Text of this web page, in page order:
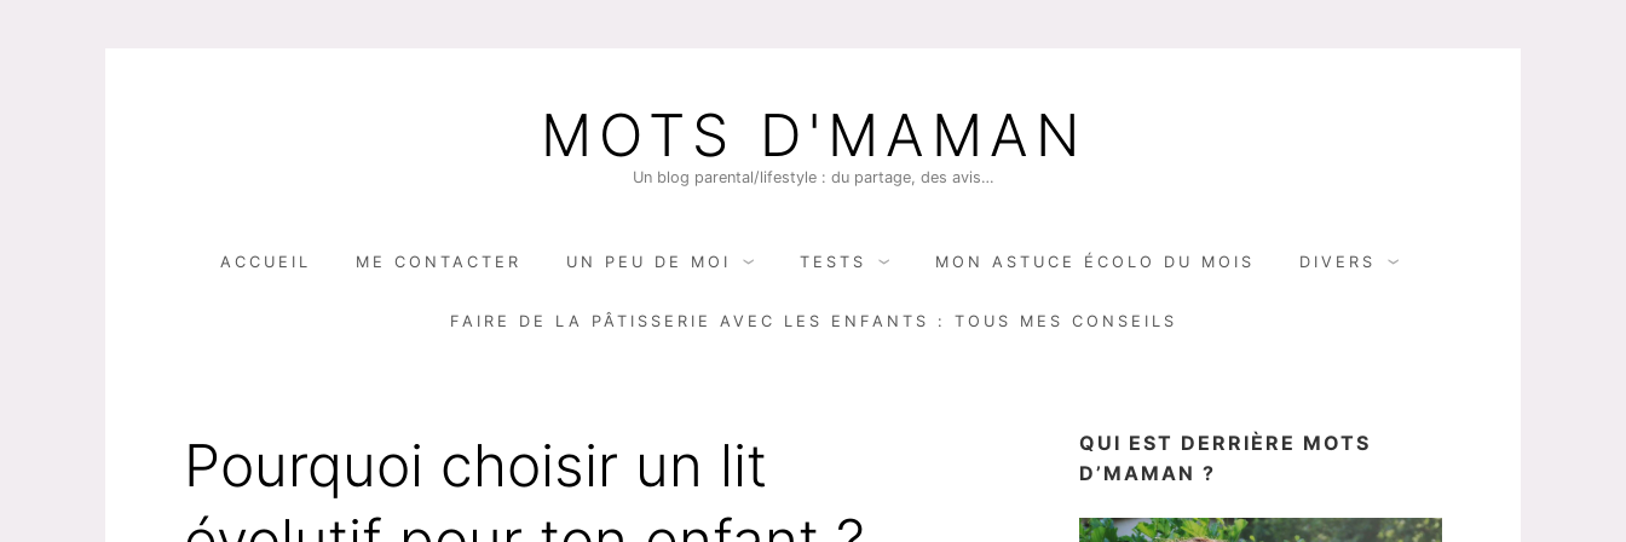
MOTS D'MAMAN
Un blog parental/lifestyle : du partage, des avis…
ACCUEIL ME CONTACTER UN PEU DE MOI TESTS MON ASTUCE ÉCOLO DU MOIS DIVERS
FAIRE DE LA PÂTISSERIE AVEC LES ENFANTS : TOUS MES CONSEILS
Pourquoi choisir un lit
QUI EST DERRIÈRE MOTS
D’MAMAN ?